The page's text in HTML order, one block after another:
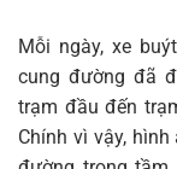
Mỗi ngày, xe
cung đường đã
trạm đầu đến
Chính vì vậy,